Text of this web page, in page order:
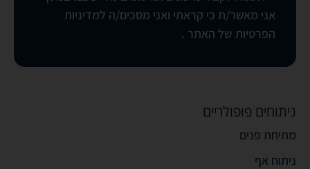
אני מאשר/ת כי קראתי ואני מסכים/ה למדיניות
הפרטיות של האתר .
ניתוחים פופולריים
מתיחת פנים
ניתוח אף